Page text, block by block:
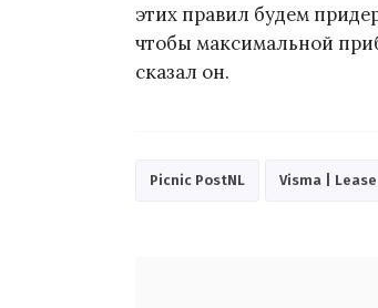
этих правил будем
чтобы максимальной
сказал он.
Picnic PostNL Visma |